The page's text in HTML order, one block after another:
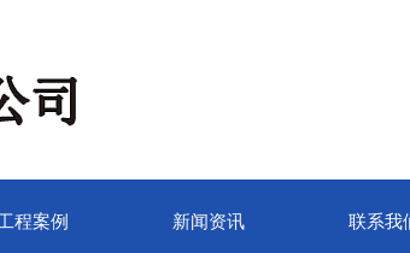
程案例 新闻资讯 联系我